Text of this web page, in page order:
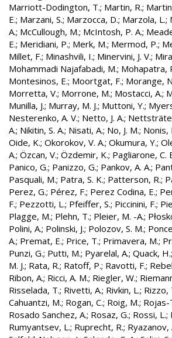
Marriott-Dodington, T.; Martin, R.;
E.; Marzani, S.; Marzocca, D.; Marzola, L.;
A.; McCullough, M.; McIntosh, P. A.;
E.; Meridiani, P.; Merk, M.; Mermod, P.;
Millet, F.; Minashvili, I.; Minervini, J. V.;
Mohammadi Najafabadi, M.; Mohapatra,
Montesinos, E.; Moortgat, F.; Morange,
Morretta, V.; Morrone, M.; Mostacci, A.;
Munilla, J.; Murray, M. J.; Muttoni, Y.;
Nesterenko, A. V.; Netto, J. A.;
A.; Nikitin, S. A.; Nisati, A.; No, J. M.; Nonis,
Oide, K.; Okorokov, V. A.; Okumura, Y.;
A.; Özcan, V.; Özdemir, K.; Pagliarone, C.
Panico, G.; Panizzo, G.; Pankov, A. A.;
Pasquali, M.; Patra, S. K.; Patterson, R.;
Perez, G.; Pérez, F.; Perez Codina, E.;
F.; Pezzotti, L.; Pfeiffer, S.; Piccinini, F.;
Plagge, M.; Plehn, T.; Pleier, M. -A.;
Polini, A.; Polinski, J.; Polozov, S. M.;
A.; Premat, E.; Price, T.; Primavera, M.;
Punzi, G.; Putti, M.; Pyarelal, A.; Quack, H.;
M. J.; Rata, R.; Ratoff, P.; Ravotti, F.;
Ribon, A.; Ricci, A. M.; Riegler, W.;
Risselada, T.; Rivetti, A.; Rivkin, L.; Rizzo,
Cahuantzi, M.; Rogan, C.; Roig, M.; Rojas-
Rosado Sanchez, A.; Rosaz, G.; Rossi, L.;
Rumyantsev, L.; Ruprecht, R.; Ryazanov,